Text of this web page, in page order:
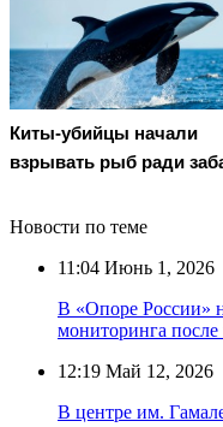
Киты-убийцы начали
взрывать рыб ради
Новости по теме
11:04 Июнь 1, 2026
В «Опоре России»
мониторинга
12:19 Май 12, 2026
В центре им.